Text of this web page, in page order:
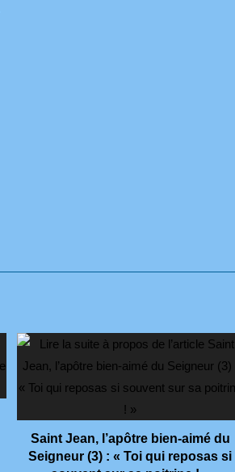
Saint Jean, l’apôtre bien-aimé du
Seigneur (3) : « Toi qui reposas si